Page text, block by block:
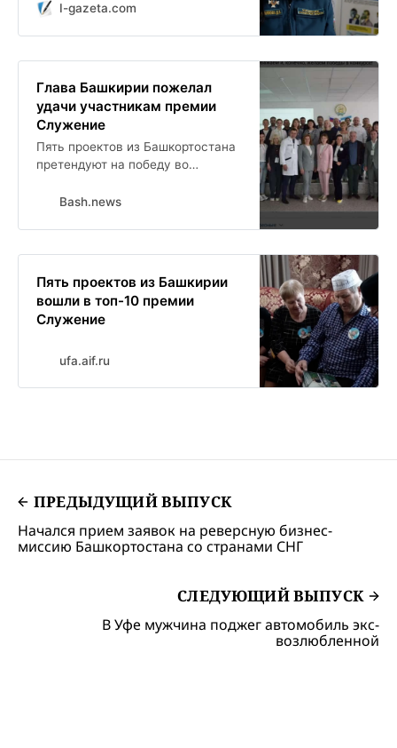
I-gazeta.com
Глава Башкирии пожелал
удачи участникам премии
Служение
Пять проектов из Башкортостана
претендуют на победу во
премии Служение . Ее
развития местного
Администрации Президента
страны.
Bash.news
Пять проектов из Башкирии
вошли в топ-10 премии
Служение
ufa.aif.ru
ПРЕДЫДУЩИЙ ВЫПУСК
Начался прием заявок на реверсную бизнес-
миссию Башкортостана со странами СНГ
СЛЕДУЮЩИЙ ВЫПУСК
В Уфе мужчина поджег автомобиль экс-
возлюбленной